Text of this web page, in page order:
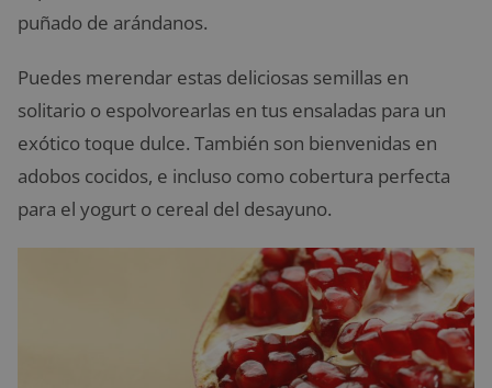
puñado de arándanos.
Puedes merendar estas deliciosas semillas en
solitario o espolvorearlas en tus ensaladas para un
exótico toque dulce. También son bienvenidas en
adobos cocidos, e incluso como cobertura perfecta
para el yogurt o cereal del desayuno.